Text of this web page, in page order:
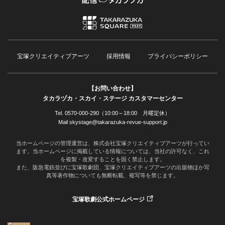
宝塚クリエイティブアーツ 採用情報 プライバシーポリシー
【お問い合わせ】
タカラヅカ・スカイ・ステージ カスタマーセンター
Tel. 0570-000-290（10:00～18:00 月曜定休）
Mail skystage@takarazuka-revue-support.jp
当ホームページの管理運営は、株式会社宝塚クリエイティブアーツが行ってい
ます。当ホームページに掲載している情報については、当社の許可なく、これ
を複製・改変することを固く禁止します。
また、阪急電鉄並びに宝塚歌劇団、宝塚クリエイティブアーツの出版物ほか写
真等著作物についても無断転載、複写等を禁じます。
宝塚歌劇公式ホームページ